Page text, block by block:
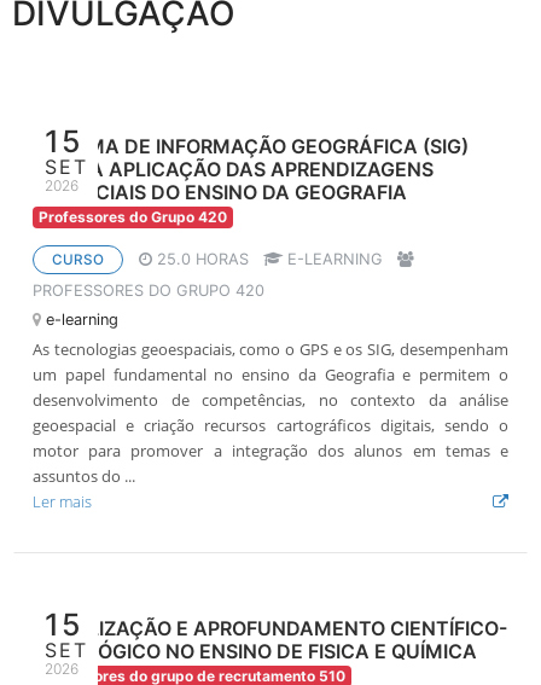
DIVULGAÇÃO
15
SET
2026
SISTEMA DE INFORMAÇÃO GEOGRÁFICA (SIG)
PARA A APLICAÇÃO DAS APRENDIZAGENS
ESSENCIAIS DO ENSINO DA GEOGRAFIA
Professores do Grupo 420
CURSO 25.0 HORAS
E-LEARNING
PROFESSORES DO GRUPO 420
e-learning
As tecnologias geoespaciais, como o GPS e os SIG, desempenham
um papel fundamental no ensino da Geografia e permitem o
desenvolvimento de competências, no contexto da análise
geoespacial e criação recursos cartográficos digitais, sendo o
motor para promover a integração dos alunos em temas e
assuntos do ...
Ler mais
15
SET
2026
ATUALIZAÇÃO E APROFUNDAMENTO CIENTÍFICO-
PEDAGÓGICO NO ENSINO DE FISICA E QUÍMICA
Professores do grupo de recrutamento 510